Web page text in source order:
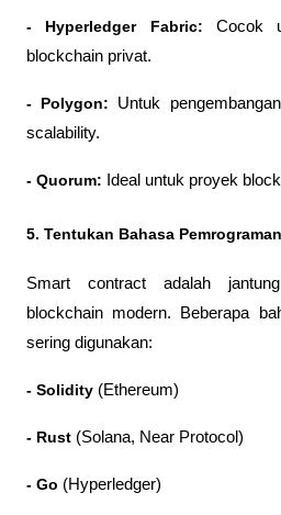
- Hyperledger Fabric: Cocok
blockchain privat.
- Polygon: Untuk
scalability.
- Quorum: Ideal untuk proyek
5. Tentukan Bahasa
Smart contract adalah
blockchain modern. Beberapa
sering digunakan:
- Solidity (Ethereum)
- Rust (Solana, Near Protocol)
- Go (Hyperledger)